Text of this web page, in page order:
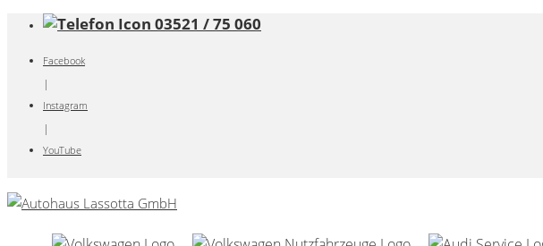
03521 / 75 060
Facebook
|
Instagram
|
YouTube